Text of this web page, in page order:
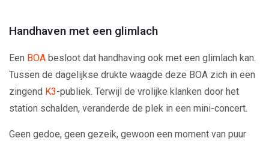
Handhaven met een glimlach
Een BOA besloot dat handhaving ook met een glimlach kan.
Tussen de dagelijkse drukte waagde deze BOA zich in een
zingend K3-publiek. Terwijl de vrolijke klanken door het
station schalden, veranderde de plek in een mini-concert.
Geen gedoe, geen gezeik, gewoon een moment van puur